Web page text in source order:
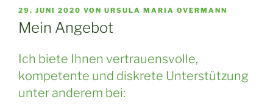
VERÖFFENTLICHT
AM
29. JUNI 2020 VON URSULA MARIA OVERMANN
Mein Angebot
Ich biete Ihnen vertrauensvolle,
kompetente und diskrete Unterstützung
unter anderem bei: